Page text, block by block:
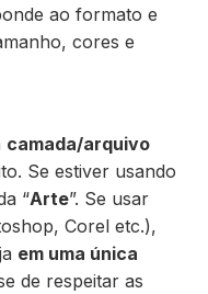
ao formato e
cores e
camada/arquivo
Se estiver usando
“Arte”. Se usar
Corel etc.),
em uma única
de respeitar as